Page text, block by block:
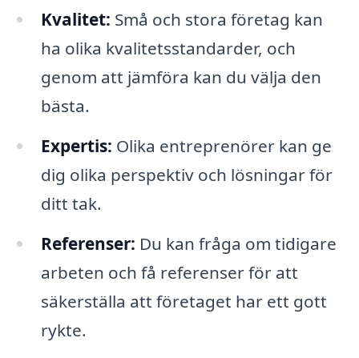
Kvalitet: Små och stora företag kan
ha olika kvalitetsstandarder, och
genom att jämföra kan du välja den
bästa.
Expertis: Olika entreprenörer kan ge
dig olika perspektiv och lösningar för
ditt tak.
Referenser: Du kan fråga om tidigare
arbeten och få referenser för att
säkerställa att företaget har ett gott
rykte.